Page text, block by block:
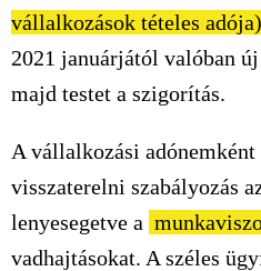
vállalkozások tételes adója)
2021 januárjától valóban
majd testet a szigorítás.
A vállalkozási
visszaterelni szabályozás
lenyesegetve a
vadhajtásokat. A széles